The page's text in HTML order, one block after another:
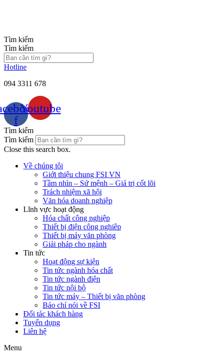
Tìm kiếm
Tìm kiếm
Hotline
094 3311 678
f
Youtube
Tìm kiếm
Tìm kiếm
Close this search box.
Về chúng tôi
Giới thiệu chung FSI VN
Tầm nhìn – Sứ mệnh – Giá trị cốt lõi
Trách nhiệm xã hội
Văn hóa doanh nghiệp
Lĩnh vực hoạt động
Hóa chất công nghiệp
Thiết bị điện công nghiêp
Thiết bị máy văn phòng
Giải pháp cho ngành
Tin tức
Hoạt động sự kiện
Tin tức ngành hóa chất
Tin tức ngành điện
Tin tức nội bộ
Tin tức máy – Thiết bị văn phòng
Báo chí nói về FSI
Đối tác khách hàng
Tuyển dụng
Liên hệ
Menu